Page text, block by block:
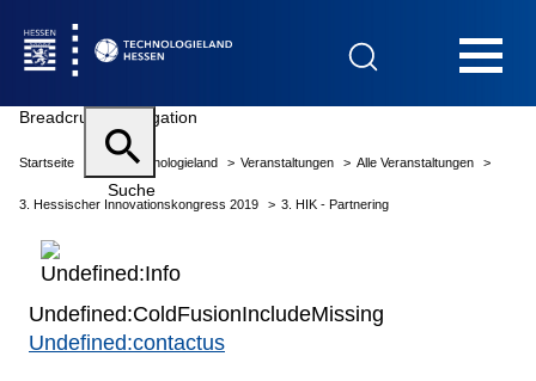
Startseite
Das Technologieland
Suche
Breadcrumb Navigation
Startseite Das Technologieland Veranstaltungen Alle Veranstaltungen
3. Hessischer Innovationskongress 2019 3. HIK - Partnering
Undefined:ColdFusionIncludeMissing
Undefined:contactus